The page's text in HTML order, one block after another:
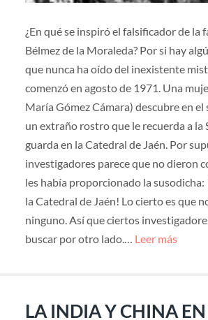
¿En qué se inspiró el falsificador de la
Bélmez de la Moraleda? Por si hay
que nunca ha oído del inexistente
comenzó en agosto de 1971. Una
María Gómez Cámara) descubre en el
un extraño rostro que le recuerda a la
guarda en la Catedral de Jaén. Por
investigadores parece que no dieron
les había proporcionado la susodicha:
la Catedral de Jaén! Lo cierto es que
ninguno. Así que ciertos
buscar por otro lado.… Leer más
LA INDIA Y CHINA